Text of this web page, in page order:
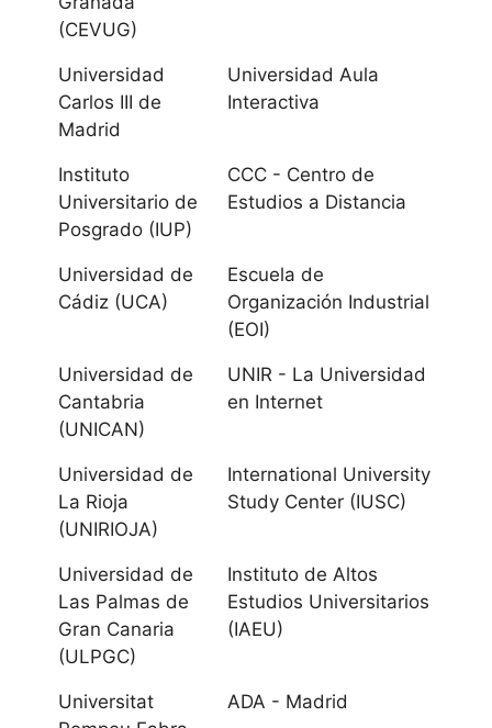
Universidad
Pablo de Olavide
Aragón
Universidad de
Zaragoza
Universidad San
Canarias
Universidad de
La Laguna
Universidad de
Gran Canaria
(CEVUG)
Universidad
Carlos III de
Madrid
Universidad Aula
Interactiva
Instituto
Universitario de
Posgrado (IUP)
CCC - Centro de
Estudios a Distancia
Universidad de
Cádiz (UCA)
Escuela de
Organización Industrial
(EOI)
Universidad de
Cantabria
(UNICAN)
UNIR - La Universidad
en Internet
Universidad de
La Rioja
(UNIRIOJA)
International University
Study Center (IUSC)
Universidad de
Las Palmas de
Gran Canaria
(ULPGC)
Instituto de Altos
Estudios Universitarios
(IAEU)
Universitat
ADA - Madrid